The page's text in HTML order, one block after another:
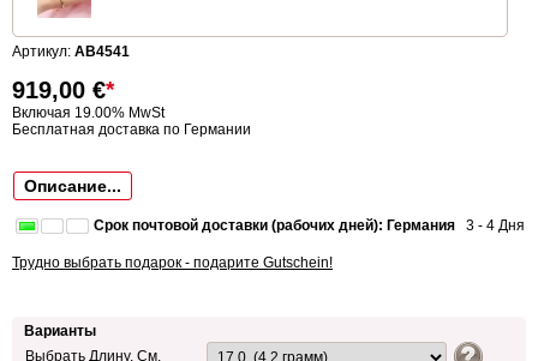
Артикул: AB4541
919,00 €*
Включая 19.00% MwSt
Бесплатная доставка по Германии
Описание...
Срок почтовой доставки (рабочих дней): Германия 3 - 4 Дня
Трудно выбрать подарок - подарите Gutschein!
Варианты
Выбрать Длину, См.